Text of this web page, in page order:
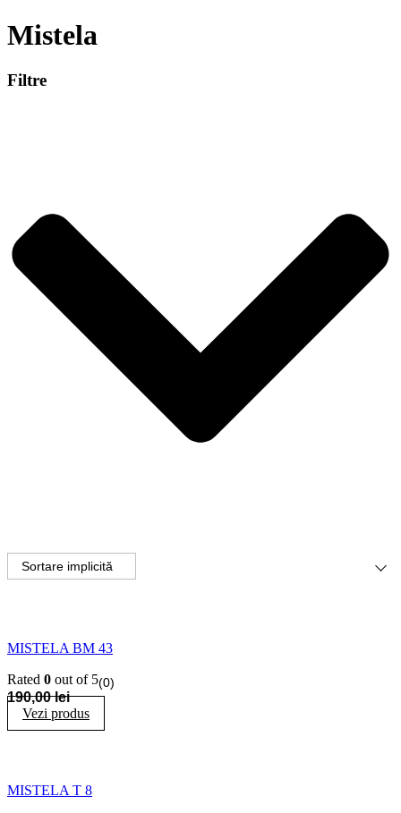
Mistela
Filtre
MISTELA BM 43
Rated 0 out of 5(0)
190,00lei
Vezi produs
MISTELA T 8